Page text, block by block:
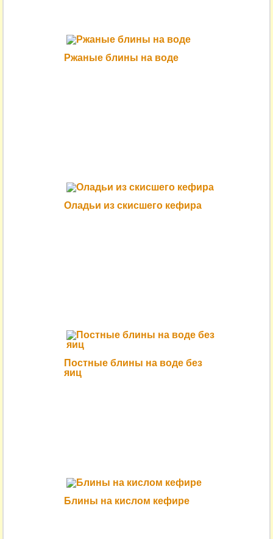
Ржаные блины на воде
Оладьи из скисшего кефира
Постные блины на воде без
яиц
Блины на кислом кефире